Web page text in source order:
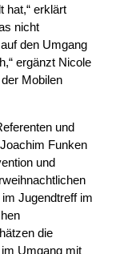
hat,“ erklärt
nicht
den Umgang
ergänzt Nicole
Mobilen
und
Funken
und
im Jugendtreff im
die
Umgang mit